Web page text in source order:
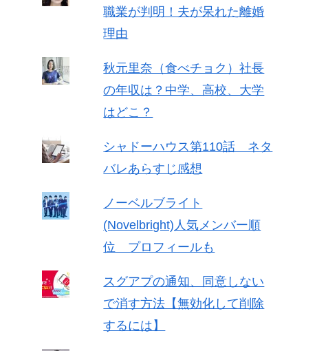
職業が判明！夫が呆れた離婚
理由
秋元里奈（食べチョク）社長
の年収は？中学、高校、大学
はどこ？
シャドーハウス第110話 ネタ
バレあらすじ感想
ノーベルブライト
(Novelbright)人気メンバー順
位 プロフィールも
スグアプの通知、同意しない
で消す方法【無効化して削除
するには】